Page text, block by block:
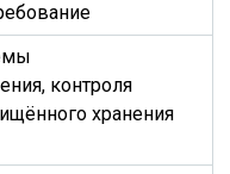
контроля
хранения